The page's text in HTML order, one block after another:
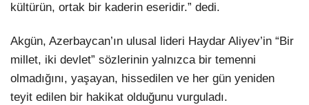
kültürün, ortak bir kaderin eseridir.” dedi.
Akgün, Azerbaycan’ın ulusal lideri Haydar Aliyev’in “Bir
millet, iki devlet” sözlerinin yalnızca bir temenni
olmadığını, yaşayan, hissedilen ve her gün yeniden
teyit edilen bir hakikat olduğunu vurguladı.